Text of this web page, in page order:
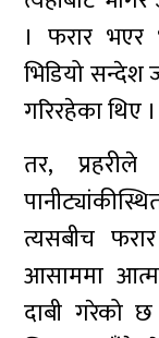
। फरार भएर
भिडियो सन्देश
गरिरहेका थिए ।
तर, प्रहरीले
त्यसबीच
आसाममा
दाबी गरेको छ